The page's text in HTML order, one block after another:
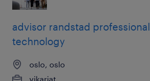
advisor randstad professional
technology
oslo, oslo
vikariat